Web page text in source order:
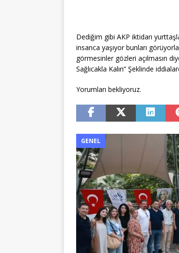
Dediğim gibi AKP iktidarı
insanca yaşıyor bunları
görmesinler gözleri açılmasın
Sağlıcakla Kalın” Şeklinde
Yorumları bekliyoruz.
GENEL